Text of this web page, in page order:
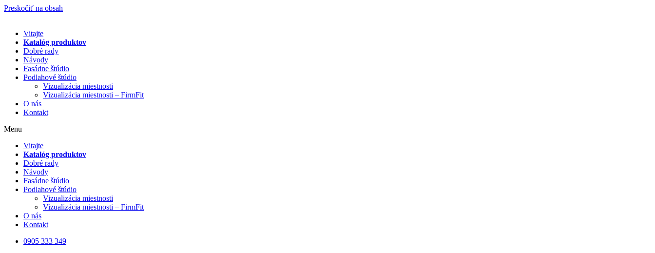
Preskočiť na obsah
Vitajte
Katalóg produktov
Dobré rady
Návody
Fasádne štúdio
Podlahové štúdio
Vizualizácia miestnosti
Vizualizácia miestnosti – FirmFit
O nás
Kontakt
Menu
Vitajte
Katalóg produktov
Dobré rady
Návody
Fasádne štúdio
Podlahové štúdio
Vizualizácia miestnosti
Vizualizácia miestnosti – FirmFit
O nás
Kontakt
0905 333 349